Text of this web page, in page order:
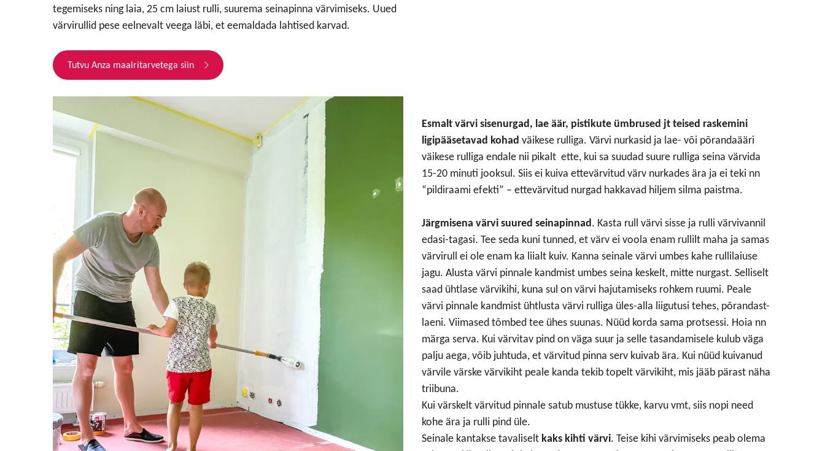
tegemiseks ning laia, 25 cm laiust rulli, suurema seinapinna värvimiseks. Uued
värvirullid pese eelnevalt veega läbi, et eemaldada lahtised karvad.
Tutvu Anza maalritarvetega siin
Esmalt värvi sisenurgad, lae äär, pistikute ümbrused jt teised raskemini
ligipääsetavad kohad väikese rulliga. Värvi nurkasid ja lae- või põrandaääri
väikese rulliga endale nii pikalt ette, kui sa suudad suure rulliga seina värvida
15-20 minuti jooksul. Siis ei kuiva ettevärvitud värv nurkades ära ja ei teki nn
“pildiraami efekti” – ettevärvitud nurgad hakkavad hiljem silma paistma.
Järgmisena värvi suured seinapinnad. Kasta rull värvi sisse ja rulli värvivannil
edasi-tagasi. Tee seda kuni tunned, et värv ei voola enam rullilt maha ja samas
värvirull ei ole enam ka liialt kuiv. Kanna seinale värvi umbes kahe rullilaiuse
jagu. Alusta värvi pinnale kandmist umbes seina keskelt, mitte nurgast. Selliselt
saad ühtlase värvikihi, kuna sul on värvi hajutamiseks rohkem ruumi. Peale
värvi pinnale kandmist ühtlusta värvi rulliga üles-alla liigutusi tehes, põrandast-
laeni. Viimased tõmbed tee ühes suunas. Nüüd korda sama protsessi. Hoia nn
märga serva. Kui värvitav pind on väga suur ja selle tasandamisele kulub väga
palju aega, võib juhtuda, et värvitud pinna serv kuivab ära. Kui nüüd kuivanud
värvile värske värvikiht peale kanda tekib topelt värvikiht, mis jääb pärast näha
triibuna.
Kui värskelt värvitud pinnale satub mustuse tükke, karvu vmt, siis nopi need
kohe ära ja rulli pind üle.
Seinale kantakse tavaliselt kaks kihti värvi. Teise kihi värvimiseks peab olema